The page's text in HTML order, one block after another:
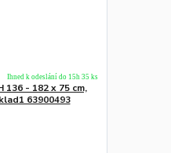
- 182 x 75 cm,
63900493
Ihned k odeslání do 15h 35 ks